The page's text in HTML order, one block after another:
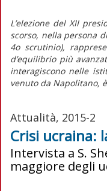
L’elezione del XII
scorso, nella persona
4o scrutinio),
d’equilibrio più
interagiscono nelle
venuto da Napolitano,
Attualità, 2015-2
Crisi ucraina:
Intervista a S.
maggiore degli